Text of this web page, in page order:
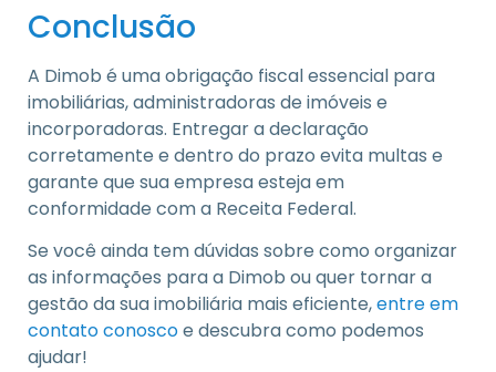
Conclusão
A Dimob é uma obrigação fiscal essencial para
imobiliárias, administradoras de imóveis e
incorporadoras. Entregar a declaração
corretamente e dentro do prazo evita multas e
garante que sua empresa esteja em
conformidade com a Receita Federal.
Se você ainda tem dúvidas sobre como organizar
as informações para a Dimob ou quer tornar a
gestão da sua imobiliária mais eficiente,entre em
contato conoscoe descubra como podemos
ajudar!